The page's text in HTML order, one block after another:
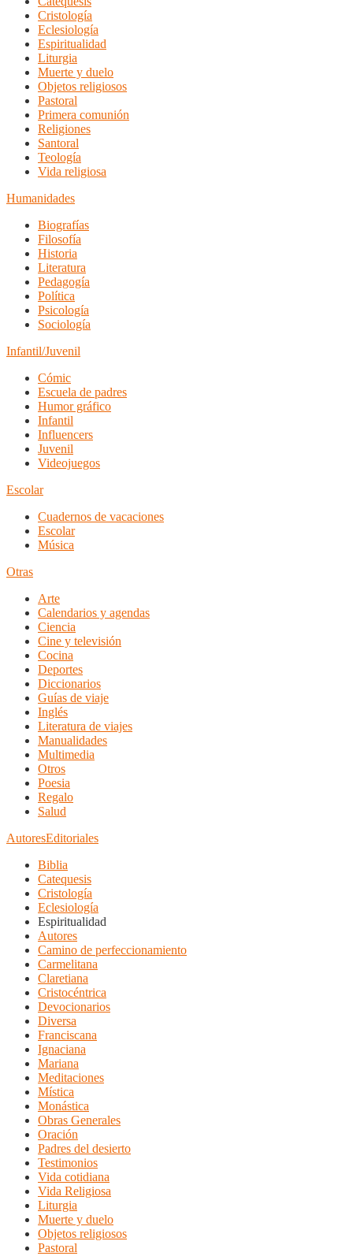
Cristología
Eclesiología
Espiritualidad
Liturgia
Muerte y duelo
Objetos religiosos
Pastoral
Primera comunión
Religiones
Santoral
Teología
Vida religiosa
Humanidades
Biografías
Filosofía
Historia
Literatura
Pedagogía
Política
Psicología
Sociología
Infantil/Juvenil
Cómic
Escuela de padres
Humor gráfico
Infantil
Influencers
Juvenil
Videojuegos
Escolar
Cuadernos de vacaciones
Escolar
Música
Otras
Arte
Calendarios y agendas
Ciencia
Cine y televisión
Cocina
Deportes
Diccionarios
Guías de viaje
Inglés
Literatura de viajes
Manualidades
Multimedia
Otros
Poesia
Regalo
Salud
AutoresEditoriales
Biblia
Catequesis
Cristología
Eclesiología
Espiritualidad
Autores
Camino de perfeccionamiento
Carmelitana
Claretiana
Cristocéntrica
Devocionarios
Diversa
Franciscana
Ignaciana
Mariana
Meditaciones
Mística
Monástica
Obras Generales
Oración
Padres del desierto
Testimonios
Vida cotidiana
Vida Religiosa
Liturgia
Muerte y duelo
Objetos religiosos
Pastoral